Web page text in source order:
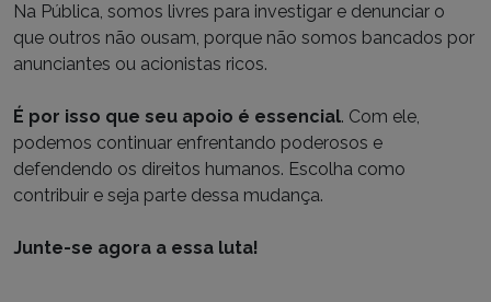
Na Pública, somos livres para investigar e denunciar o
que outros não ousam, porque não somos bancados por
anunciantes ou acionistas ricos.
É por isso que seu apoio é essencial. Com ele,
podemos continuar enfrentando poderosos e
defendendo os direitos humanos. Escolha como
contribuir e seja parte dessa mudança.
Junte-se agora a essa luta!